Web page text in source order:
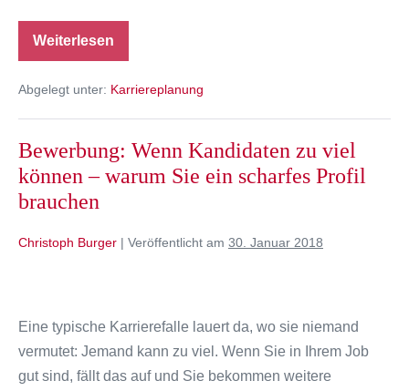
WeiterlesenDigitalisierung:
Bald
Welche
Felder
Abgelegt unter: Karriereplanung
Bewerbung: Wenn Kandidaten zu viel
können – warum Sie ein scharfes Profil
brauchen
Christoph Burger | Veröffentlicht am 30. Januar 2018
Kandidaten
zu
viel
Eine typische Karrierefalle lauert da, wo sie niemand
vermutet: Jemand kann zu viel. Wenn Sie in Ihrem Job
gut sind, fällt das auf und Sie bekommen weitere